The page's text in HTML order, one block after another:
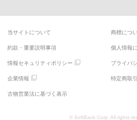
当サイトについて 商標につ
約款・重要説明事項 個人情報
情報セキュリティポリシー プライバ
企業情報 特定商取
古物営業法に基づく表示
© SoftBank Corp. All rights